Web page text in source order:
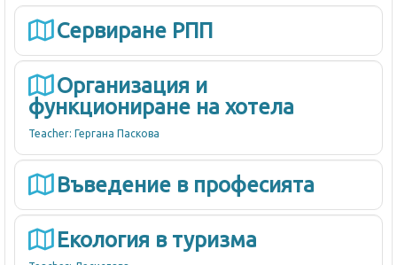
ц
и
я
н
а
т
у
р
и
Сервиране РПП
Организация и
функциониране на хотела
Teacher: Гергана Паскова
Въведение в професията
Екология в туризма